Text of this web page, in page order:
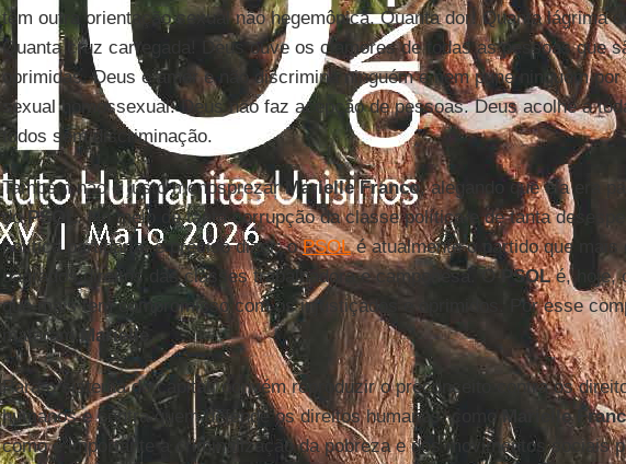
têm outra orientação sexual não hegemônica. Quanta dor! Quanta lágrima
Quanta cruz carregada! Deus ouve os clamores de todas as pessoas que
oprimidas. Deus é amor e não discrimina ninguém e nem pune ninguém por
sexual homossexual. Deus não faz acepção de pessoas. Deus acolhe a
todos sem discriminação.
Também não é justo menosprezarMarielle Franco, alegando que ela era
doPSOL. No meio de tanta corrupção da classe política e de tanta
política partidária, é preciso dizer: oPSOLé atualmente o partido que mais
sagrados direitos das classes trabalhadora e camponesa. O PSOLé, hoje,
que mais tem compromisso com os injustiçados e oprimidos. Por esse
mataramMarielle .
Para o sistema do capital, convém reproduzir o preconceito contra os
humanos e contra quem defende os direitos humanos, comoMarielle
como é importante a criminalização da pobreza e dos movimentos sociais